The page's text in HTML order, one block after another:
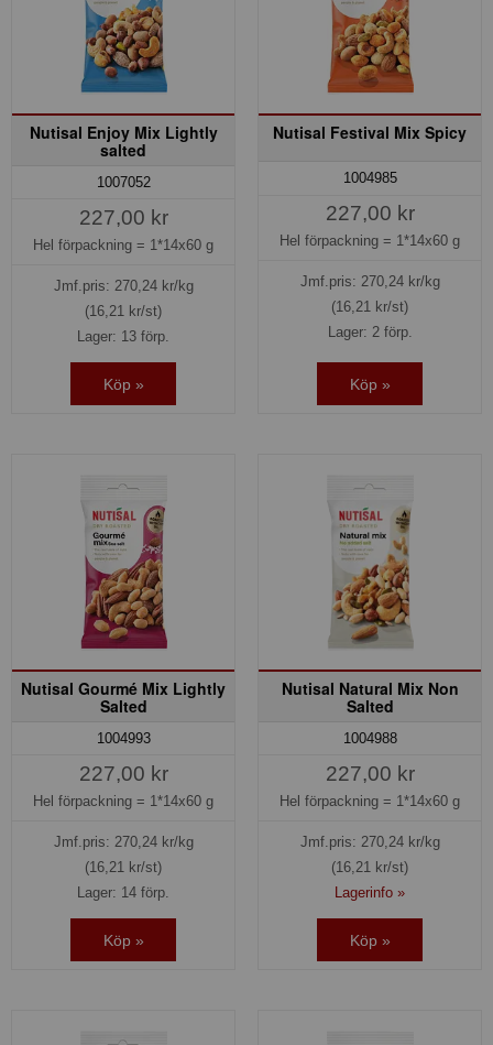
Nutisal Enjoy Mix Lightly
salted
1007052
227,00 kr
Hel förpackning = 1*14x60 g
Jmf.pris: 270,24kr/kg
(16,21 kr/st)
Lager: 13 förp.
Köp »
Nutisal Festival Mix Spicy
1004985
227,00 kr
Hel förpackning = 1*14x60 g
Jmf.pris: 270,24kr/kg
(16,21 kr/st)
Lager: 2 förp.
Köp »
Nutisal Gourmé Mix Lightly
Salted
1004993
227,00 kr
Hel förpackning = 1*14x60 g
Jmf.pris: 270,24kr/kg
(16,21 kr/st)
Lager: 14 förp.
Köp »
Nutisal Natural Mix Non
Salted
1004988
227,00 kr
Hel förpackning = 1*14x60 g
Jmf.pris: 270,24kr/kg
(16,21 kr/st)
Lagerinfo »
Köp »